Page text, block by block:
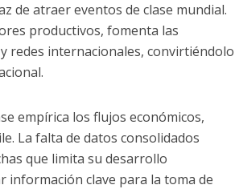
de atraer eventos de clase mundial.
productivos, fomenta las
redes internacionales, convirtiéndolo
empírica los flujos económicos,
La falta de datos consolidados
que limita su desarrollo
clave para la toma de